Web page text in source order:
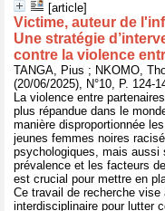
[article]
Victime, auteur de
Une stratégie
contre la violence
TANGA, Pius ; NKOMO,
(20/06/2025), N°10, P. 124-
La violence entre
plus répandue dans le
manière disproportionnée
jeunes femmes noires
psychologiques, mais aussi
prévalence et les facteurs
est crucial pour mettre en
Ce travail de recherche vise
interdisciplinaire pour lutter